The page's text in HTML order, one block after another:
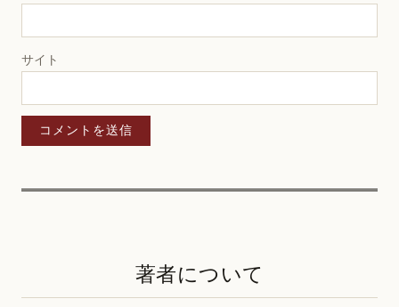
サイト
著者について